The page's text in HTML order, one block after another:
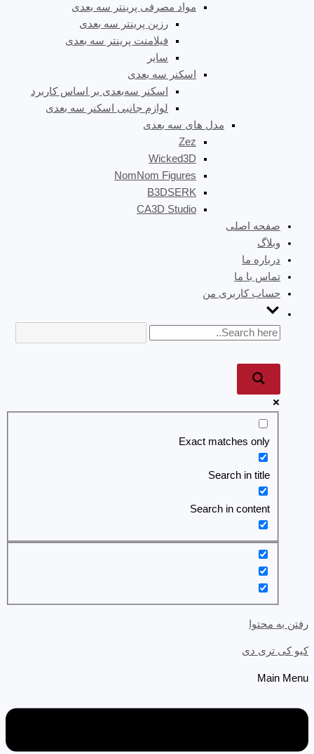
مواد مصرفی پرینتر سه بعدی
رزین پرینتر سه بعدی
فیلامنت پرینتر سه بعدی
سایر
اسکنر سه بعدی
اسکنر سه‌بعدی بر اساس کاربرد
لوازم جانبی اسکنر سه بعدی
مدل های سه بعدی
Zez
Wicked3D
NomNom Figures
B3DSERK
CA3D Studio
صفحه اصلی
وبلاگ
درباره ما
تماس با ما
حساب کاربری من
Exact matches only
Search in title
Search in content
رفتن به محتوا
کیو کی تری دی
Main Menu